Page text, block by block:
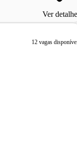
Ver
12 vagas